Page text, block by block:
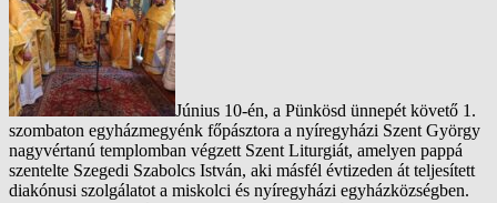
Június 10-én, a Pünkösd ünnepét követő 1.
szombaton egyházmegyénk főpásztora a nyíregyházi Szent György
nagyvértanú templomban végzett Szent Liturgiát, amelyen pappá
szentelte Szegedi Szabolcs István, aki másfél évtizeden át teljesített
diakónusi szolgálatot a miskolci és nyíregyházi egyházközségben.